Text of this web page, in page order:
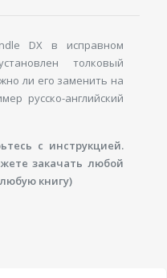
DX в исправном
толковый
ли его заменить на
русско-английский
с инструкцией.
закачать любой
книгу)